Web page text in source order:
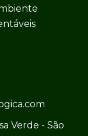
Verde - São